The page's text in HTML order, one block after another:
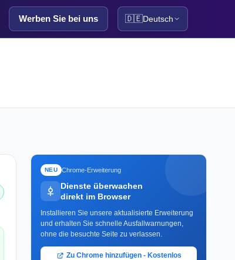
Werben Sie bei uns 🇩🇪Deutsch
NEU Chrome-Erweiterung
Dienste überwachen
direkt im Browser
Installieren Sie unsere aktualisierte Erweiterung
und erhalten Sie schnelle Ausfallwarnungen,
ohne die besuchte Seite zu verlassen.
Zu Chrome hinzufügen - Kostenlos